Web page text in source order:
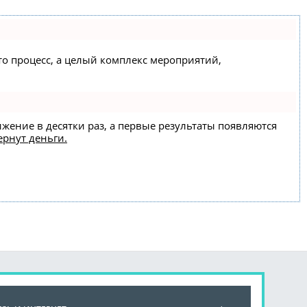
процесс, а целый комплекс мероприятий,
в десятки раз, а первые результаты появляются
деньги.